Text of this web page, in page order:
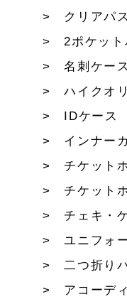
クリアパ
2ポケット
名刺ケース
ハイクオ
IDケース
インナー
チケット
チケット
チェキ・
ユニフォ
二つ折り
アコーデ